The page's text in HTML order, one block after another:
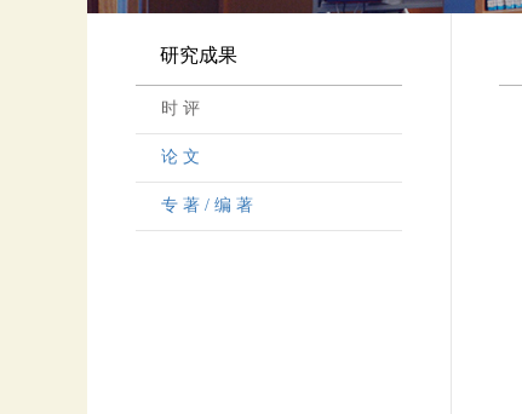
研究成果
时 评
论 文
专 著 / 编 著